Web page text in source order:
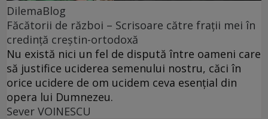
DilemaBlog
Făcătorii de război – Scrisoare către frații mei în
credință creștin-ortodoxă
Nu există nici un fel de dispută între oameni care
să justifice uciderea semenului nostru, căci în
orice ucidere de om ucidem ceva esențial din
opera lui Dumnezeu.
Sever VOINESCU